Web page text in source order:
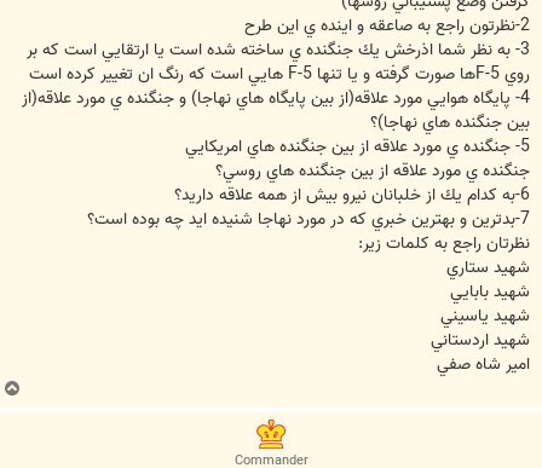
2-نظرتون راجع به صاعقه و اينده ي اين طرح
3- به نظر شما اذرخش يك جنگنده ي ساخته شده است يا ارتقايي است كه بر
روي F-5‌ها صورت گرفته و يا تنها F-5 هايي است كه رنگ ان تغيير كرده است
4- پايگاه هوايي مورد علاقه(از بين پايگاه هاي نهاجا) و جنگنده ي مورد علاقه(از
بين جنگنده هاي نهاجا)؟
5- جنگنده ي مورد علاقه از بين جنگنده هاي امريكايي
جنگنده ي مورد علاقه از بين جنگنده هاي روسي؟
6-به كدام يك از خلبانان نيرو بيش از همه علاقه داريد؟
7-بدترين و بهترين خبري كه در مورد نهاجا شنيده ايد چه بوده است؟
نظرتان راجع به كلمات زير:
شهيد ستاري
شهيد بابايي
شهيد ياسيني
شهيد اردستاني
امير شاه صفي
ب
ا
Commander